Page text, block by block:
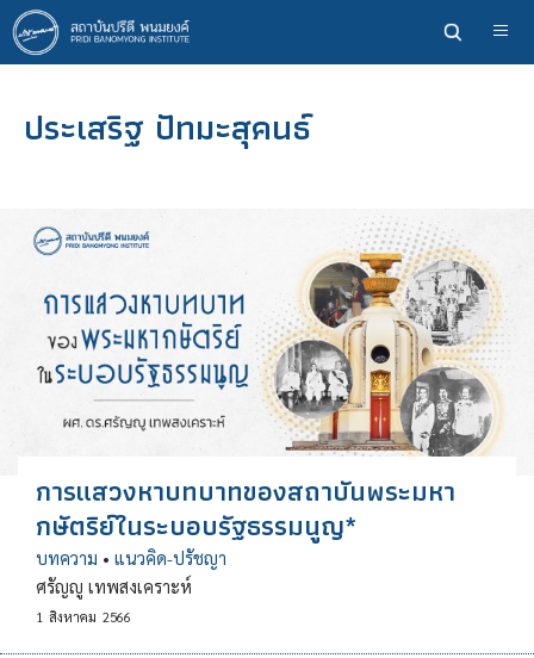
ข้าม
ไป
ยัง
หลักประเสริฐ ปัทมะสุคนธ์
การแสวงหาบทบาทของสถาบันพระมหา
กษัตริย์ในระบอบรัฐธรรมนูญ*
บทความ • แนวคิด-ปรัชญา
ศรัญญู เทพสงเคราะห์
1 สิงหาคม 2566